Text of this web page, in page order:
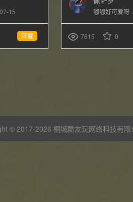
15
转载
嘟嘟好可爱呀
7615 0
© 2017-2026 桐城酷友玩网络科技有